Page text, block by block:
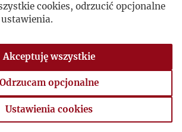
cookies, odrzucić opcjonalne
Akceptuję wszystkie
Odrzucam opcjonalne
Ustawienia cookies